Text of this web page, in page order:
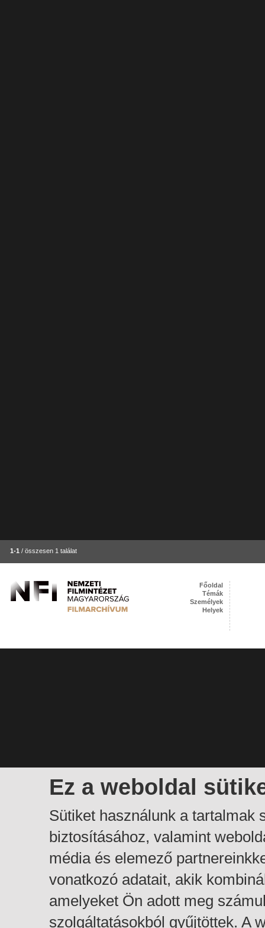
1-1 / összesen 1 találat
Ez a weboldal
Sütiket használunk a tartalmak
biztosításához, valamint
média és elemező
vonatkozó adatait, akik
amelyeket Ön adott meg
szolgáltatásokból gyűjtöttek. A
Főoldal
Témák
Személyek
Helyek